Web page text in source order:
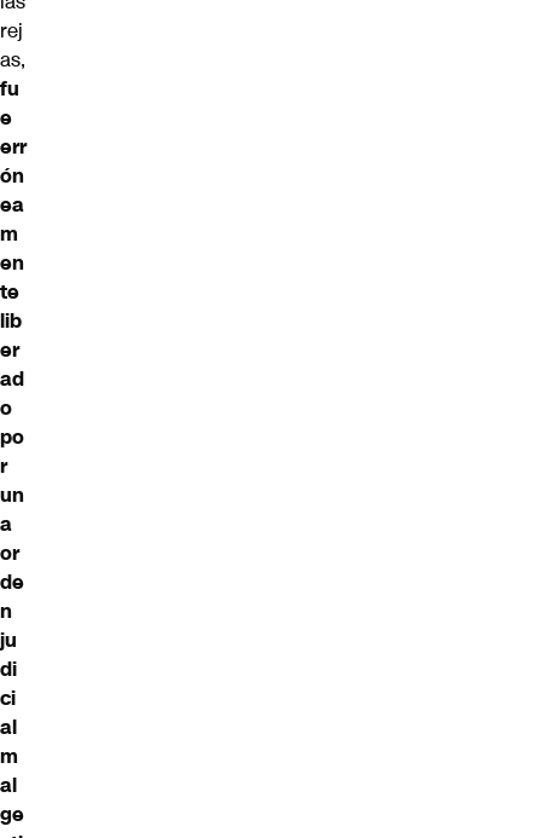
rej
as,
fu
e
err
ón
ea
m
en
te
lib
er
ad
o
po
r
un
a
or
de
n
ju
di
ci
al
m
al
ge